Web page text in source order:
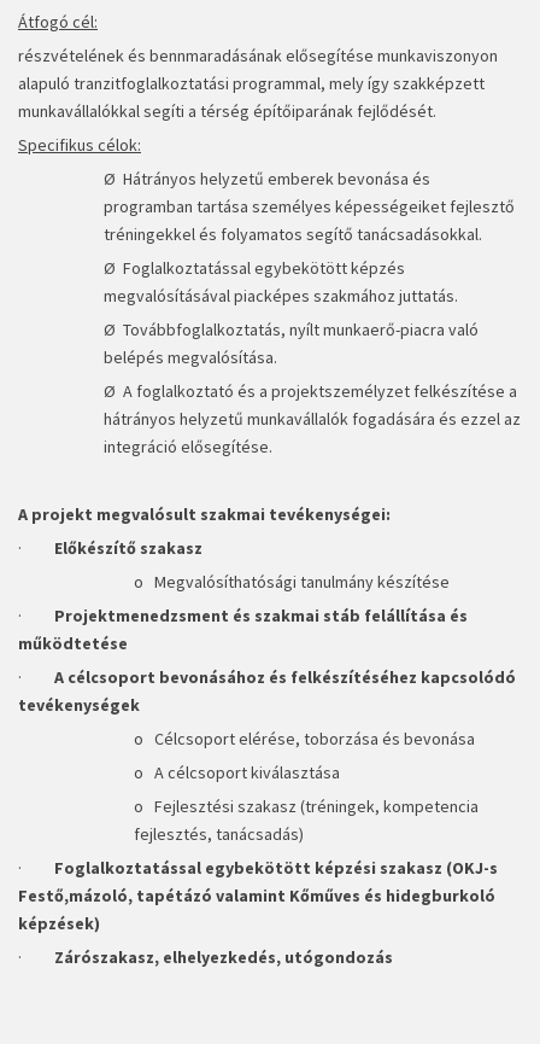
Átfogó cél:
részvételének és bennmaradásának elősegítése munkaviszonyon
alapuló tranzitfoglalkoztatási programmal, mely így szakképzett
munkavállalókkal segíti a térség építőiparának fejlődését.
Specifikus célok:
Ø Hátrányos helyzetű emberek bevonása és
programban tartása személyes képességeiket fejlesztő
tréningekkel és folyamatos segítő tanácsadásokkal.
Ø Foglalkoztatással egybekötött képzés
megvalósításával piacképes szakmához juttatás.
Ø Továbbfoglalkoztatás, nyílt munkaerő-piacra való
belépés megvalósítása.
Ø A foglalkoztató és a projektszemélyzet felkészítése a
hátrányos helyzetű munkavállalók fogadására és ezzel az
integráció elősegítése.
A projekt megvalósult szakmai tevékenységei:
· Előkészítő szakasz
o Megvalósíthatósági tanulmány készítése
· Projektmenedzsment és szakmai stáb felállítása és
működtetése
· A célcsoport bevonásához és felkészítéséhez kapcsolódó
tevékenységek
o Célcsoport elérése, toborzása és bevonása
o A célcsoport kiválasztása
o Fejlesztési szakasz (tréningek, kompetencia
fejlesztés, tanácsadás)
· Foglalkoztatással egybekötött képzési szakasz (OKJ-s
Festő,mázoló, tapétázó valamint Kőműves és hidegburkoló
képzések)
· Zárószakasz, elhelyezkedés, utógondozás